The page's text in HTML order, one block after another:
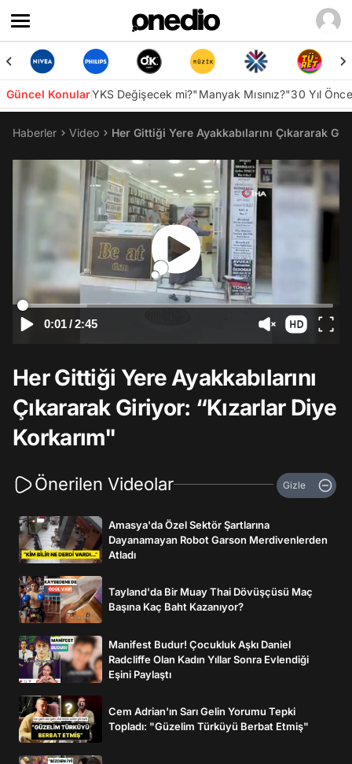
Güncel KonularYKS Değişecek mi?"Manyak Mısınız?"30 Yıl
Haberler Video Her Gittiği Yere Ayakkabılarını Çıkararak
0:01/2:45
Her Gittiği Yere Ayakkabılarını
Çıkararak Giriyor: “Kızarlar Diye
Korkarım"
Önerilen Videolar Gizle
Amasya'da Özel Sektör Şartlarına
Dayanamayan Robot Garson Merdivenlerden
Atladı
Tayland'da Bir Muay Thai Dövüşçüsü Maç
Başına Kaç Baht Kazanıyor?
Manifest Budur! Çocukluk Aşkı Daniel
Radcliffe Olan Kadın Yıllar Sonra Evlendiği
Eşini Paylaştı
Cem Adrian'ın Sarı Gelin Yorumu Tepki
Topladı: "Güzelim Türküyü Berbat Etmiş"